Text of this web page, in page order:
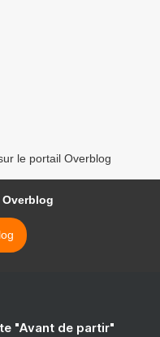
le portail Overblog
"Avant de partir"